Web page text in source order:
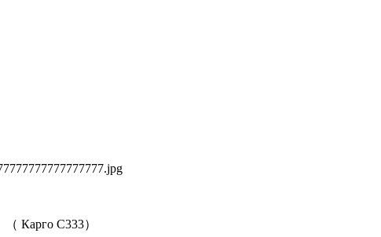
（ Карго C333）